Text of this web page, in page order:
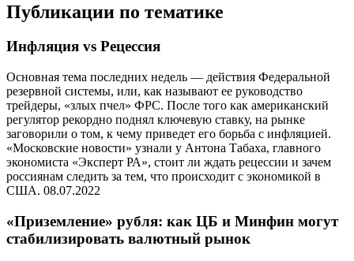
Публикации по тематике
Инфляция vs Рецессия
Основная тема последних недель — действия Федеральной
резервной системы, или, как называют ее руководство
трейдеры, «злых пчел» ФРС. После того как американский
регулятор рекордно поднял ключевую ставку, на рынке
заговорили о том, к чему приведет его борьба с инфляцией.
«Московские новости» узнали у Антона Табаха, главного
экономиста «Эксперт РА», стоит ли ждать рецессии и зачем
россиянам следить за тем, что происходит с экономикой в
США. 08.07.2022
«Приземление» рубля: как ЦБ и Минфин могут
стабилизировать валютный рынок